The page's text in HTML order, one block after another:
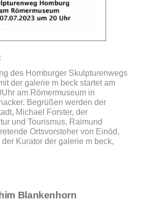
des Homburger Skulpturenwegs
der galerie m beck startet am
am Römermuseum in
Begrüßen werden der
Michael Forster, der
und Tourismus, Raimund
Ortsvorsteher von Einöd,
Kurator der galerie m beck,
Blankenhorn